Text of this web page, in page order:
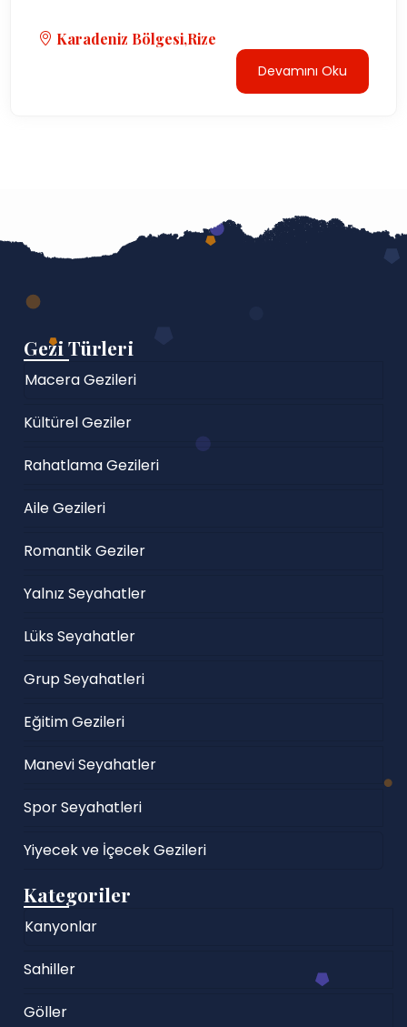
Karadeniz Bölgesi,Rize
Devamını Oku
Gezi Türleri
Macera Gezileri
Kültürel Geziler
Rahatlama Gezileri
Aile Gezileri
Romantik Geziler
Yalnız Seyahatler
Lüks Seyahatler
Grup Seyahatleri
Eğitim Gezileri
Manevi Seyahatler
Spor Seyahatleri
Yiyecek ve İçecek Gezileri
Kategoriler
Kanyonlar
Sahiller
Göller